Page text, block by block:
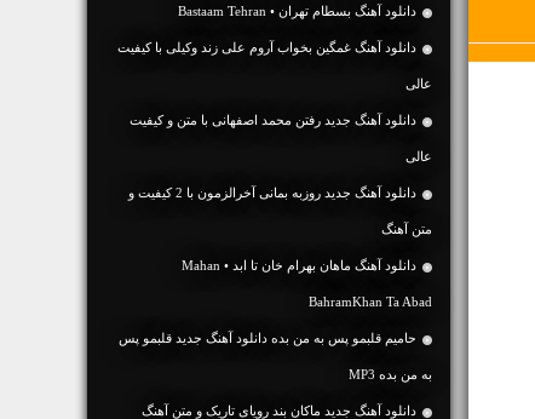
دانلود آهنگ بسطام تهران • Bastaam Tehran
دانلود آهنگ غمگین بخواب آروم علی زند وکیلی با کیفیت
عالی
دانلود آهنگ جديد رفتن محمد اصفهانی با متن و کیفیت
عالی
دانلود آهنگ جديد روزبه بمانی آخرالزمون با 2 کیفیت و
متن آهنگ
دانلود آهنگ ماهان بهرام خان تا ابد • Mahan
BahramKhan Ta Abad
حامیم قلبمو پس به من بده دانلود آهنگ جدید قلبمو پس
به من بده MP3
دانلود آهنگ جديد ماکان بند رویای تاریک و متن آهنگ